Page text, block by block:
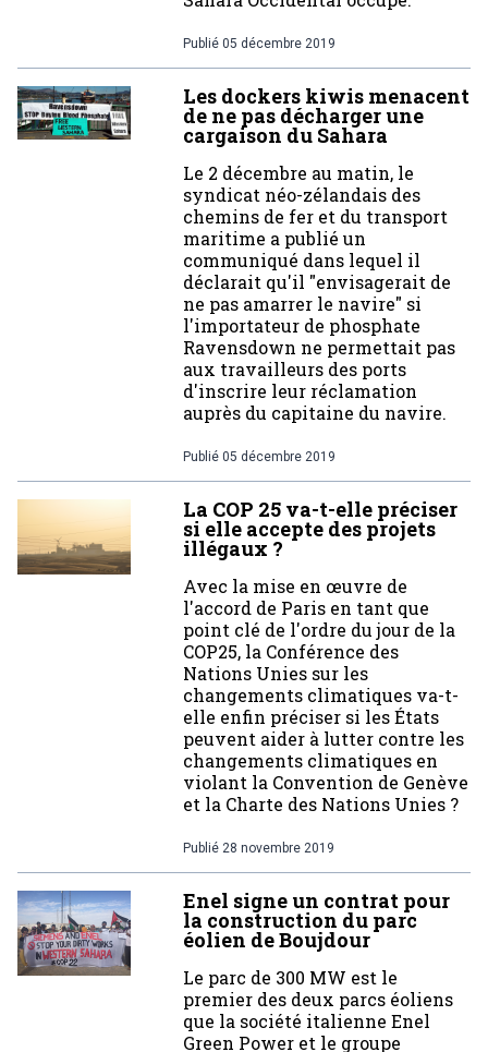
Publié 05 décembre 2019
Les dockers kiwis menacent
de ne pas décharger une
cargaison du Sahara
Le 2 décembre au matin, le
syndicat néo-zélandais des
chemins de fer et du transport
maritime a publié un
communiqué dans lequel il
déclarait qu'il "envisagerait de
ne pas amarrer le navire" si
l'importateur de phosphate
Ravensdown ne permettait pas
aux travailleurs des ports
d'inscrire leur réclamation
auprès du capitaine du navire.
Publié 05 décembre 2019
La COP 25 va-t-elle préciser
si elle accepte des projets
illégaux ?
Avec la mise en œuvre de
l'accord de Paris en tant que
point clé de l'ordre du jour de la
COP25, la Conférence des
Nations Unies sur les
changements climatiques va-t-
elle enfin préciser si les États
peuvent aider à lutter contre les
changements climatiques en
violant la Convention de Genève
et la Charte des Nations Unies ?
Publié 28 novembre 2019
Enel signe un contrat pour
la construction du parc
éolien de Boujdour
Le parc de 300 MW est le
premier des deux parcs éoliens
que la société italienne Enel
Green Power et le groupe